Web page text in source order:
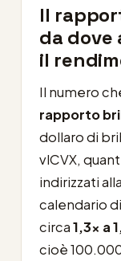
Il
da dove
il
Il numero
rapporto
dollaro di
vlCVX,
indirizzati
calendario
circa1,3x a
cioè